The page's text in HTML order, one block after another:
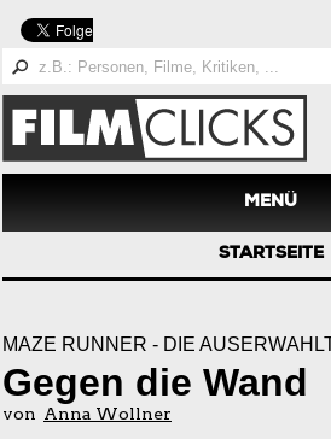
MENÜ
STARTSEITE
MAZE RUNNER - DIE
Gegen die Wand
von Anna Wollner